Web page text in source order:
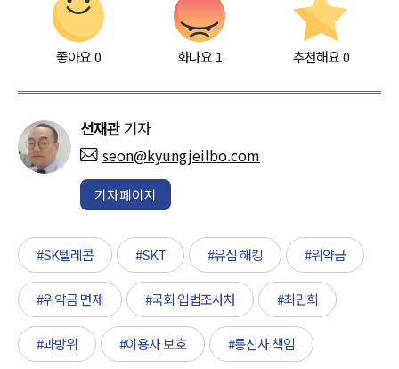
좋아요0 화나요 1 추천해요 0
선재관 기자
seon@kyungjeilbo.com
기자페이지
#SK텔레콤 #SKT #유심 해킹 #위약금
#위약금 면제 #국회 입법조사처 #최민희
#과방위 #이용자 보호 #통신사 책임